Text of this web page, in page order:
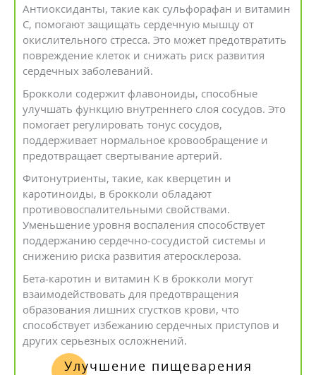
Антиоксиданты, такие как сульфорафан и витамин
C, помогают защищать сердечную мышцу от
окислительного стресса. Это может предотвратить
повреждение клеток и снижать риск развития
сердечных заболеваний.
Брокколи содержит флавоноиды, способные
улучшать функцию внутреннего слоя сосудов. Это
помогает регулировать тонус сосудов,
поддерживает нормальное кровообращение и
предотвращает свертывание артерий.
Фитонутриенты, такие, как кверцетин и
каротиноиды, в брокколи обладают
противовоспалительными свойствами.
Уменьшение уровня воспаления способствует
поддержанию сердечно-сосудистой системы и
снижению риска развития атеросклероза.
Бета-каротин и витамин K в брокколи могут
взаимодействовать для предотвращения
образования лишних сгустков крови, что
способствует избежанию сердечных приступов и
других серьезных осложнений.
Улучшение пищеварения